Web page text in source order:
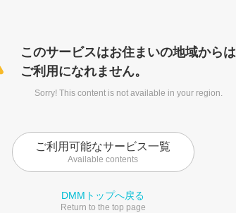
このサービスはお住まいの地域からは
ご利用になれません。
Sorry! This content is not available in your region.
ご利用可能なサービス一覧
Available contents
DMMトップへ戻る
Return to the top page